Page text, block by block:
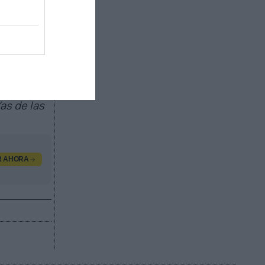
de
de las
AHORA